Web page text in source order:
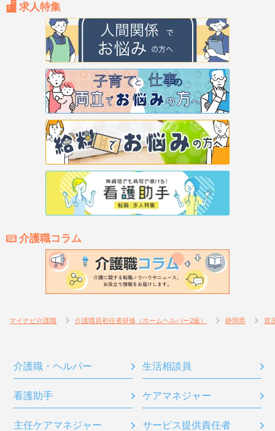
求人特集
介護職コラム
マイナビ介護職 介護職員初任者研修（ホームヘルパー2級） 静岡県 賀
介護職・ヘルパー 生活相談員
看護助手 ケアマネジャー
主任ケアマネジャー サービス提供責任者